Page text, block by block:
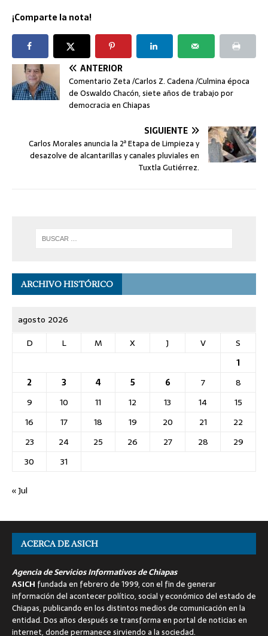
¡Comparte la nota!
ANTERIOR
Comentario Zeta /Carlos Z. Cadena /Culmina época
de Oswaldo Chacón, siete años de trabajo por
democracia en Chiapas
SIGUIENTE
Carlos Morales anuncia la 2ª Etapa de Limpieza y
desazolve de alcantarillas y canales pluviales en
Tuxtla Gutiérrez.
ARCHIVO HISTÓRICO
agosto 2026
D
L M X J V
S
1
2
3 4 5 6 7
8
9
10 11 12 13 14
15
16
17 18 19 20 21
22
23
24 25 26 27 28
29
30
31
« Jul
ACERCA DE ASICH
Agencia de Servicios Informativos de Chiapas
ASICH fundada en febrero de 1999, con el fin de generar
información del acontecer político, social y económico del estado de
Chiapas, publicando en los distintos medios de comunicación en la
entidad. Dos años después se transforma en portal de noticias en
internet, donde permanece sirviendo a la sociedad.